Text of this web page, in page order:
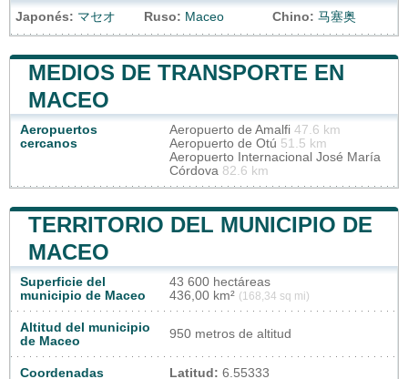
Japonés: マセオ Ruso: Масео Chino: 马塞奥
MEDIOS DE TRANSPORTE EN
MACEO
Aeropuertos
cercanos
Aeropuerto de Amalfi 47.6 km
Aeropuerto de Otú 51.5 km
Aeropuerto Internacional José María
Córdova 82.6 km
TERRITORIO DEL MUNICIPIO DE
MACEO
Superficie del
municipio de Maceo
43 600 hectáreas
436,00 km² (168,34 sq mi)
Altitud del municipio
de Maceo
950 metros de altitud
Coordenadas Latitud: 6.55333